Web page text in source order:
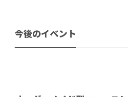
今後のイベント